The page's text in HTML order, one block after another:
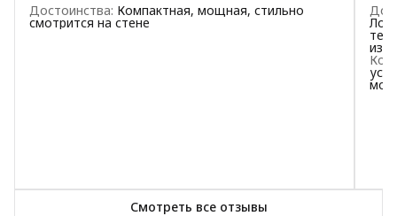
Достоинства: Компактная, мощная, стильно
смотрится на стене
Смотреть все отзывы